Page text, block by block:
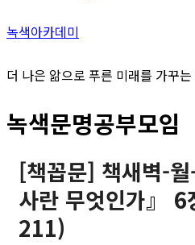
녹색아카데미
더 나은 앎으로 푸른 미래를 가꾸
녹색문명공부모임
[책꼽문] 책새벽-
사란 무엇인가』
211)